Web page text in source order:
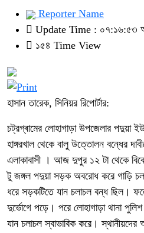
Reporter Name
Update Time : ০৭:১৬:৫৩
১৫৪ Time View
হাসান তারেক, সিনিয়র রিপোর্টার:
চট্রগ্ৰামের লোহাগাড়া উপজেলার পদুয়া
হাঙ্গরখাল থেকে বালু উত্তোলন বন্ধের
এলাকাবাসী । আজ দুপুর ১২ টা থেকে
টু জঙ্গল পদুয়া সড়ক অবরোধ করে গাড়ি
ধরে সড়কটিতে যান চলাচল বন্ধ ছিল।
দুর্ভোগে পড়ে। পরে লোহাগাড়া থানা
যান চলাচল স্বাভাবিক করে। স্থানীয়দের